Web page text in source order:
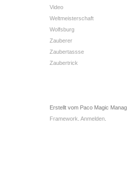
Video
Weltmeisterschaft
Wolfsburg
Zauberer
Zaubertassse
Zaubertrick
Erstellt vom Paco Magic
Framework Anmelden